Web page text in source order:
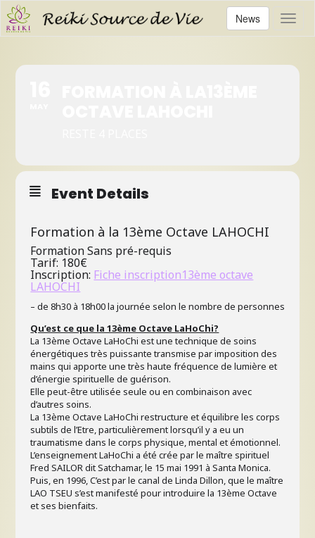
News
Event Details
Formation à la 13ème Octave LAHOCHI
FormationSans pré-requis
Tarif: 180€
Inscription: Fiche inscription13ème octave
LAHOCHI
– de 8h30 à 18h00 la journée selon le nombre de personnes
Qu’est ce que la 13ème Octave LaHoChi?
La 13ème Octave LaHoChi est une technique de soins
énergétiques très puissante transmise par imposition des
mains qui apporte une très haute fréquence de lumière et
d’énergie spirituelle de guérison.
Elle peut-être utilisée seule ou en combinaison avec
d’autres soins.
La 13ème Octave LaHoChi restructure et équilibre les corps
subtils de l’Etre, particulièrement lorsqu’il y a eu un
traumatisme dans le corps physique, mental et émotionnel.
L’enseignement LaHoChi a été crée par le maître spirituel
Fred SAILOR dit Satchamar, le 15 mai 1991 à Santa Monica.
Puis, en 1996, C’est par le canal de Linda Dillon, que le maître
LAO TSEU s’est manifesté pour introduire la 13ème Octave
et ses bienfaits.